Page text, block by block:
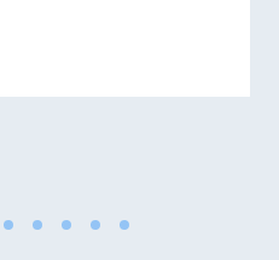
DI MANIFESTAZIONE DI